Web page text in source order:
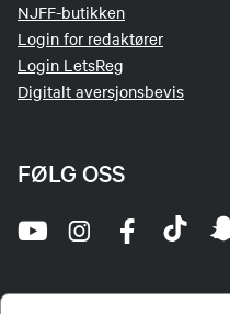
NJFF-butikken
Login for redaktører
Login LetsReg
Digitalt aversjonsbevis
FØLG OSS